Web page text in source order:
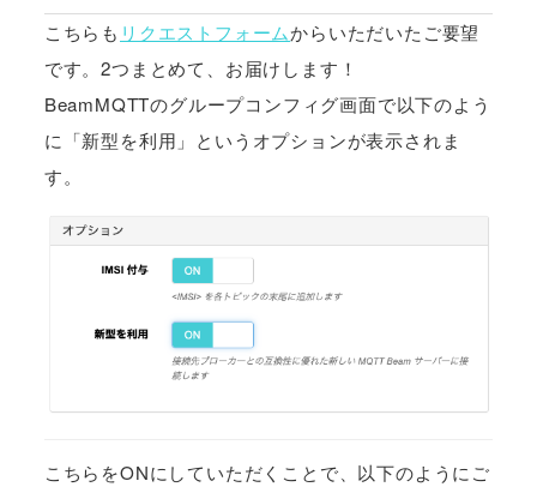
こちらも リクエストフォームからいただいたご要望
です。2つまとめて、お届けします！
BeamMQTTのグループコンフィグ画面で以下のよう
に「新型を利用」というオプションが表示されま
す。
こちらをONにしていただくことで、以下のようにご